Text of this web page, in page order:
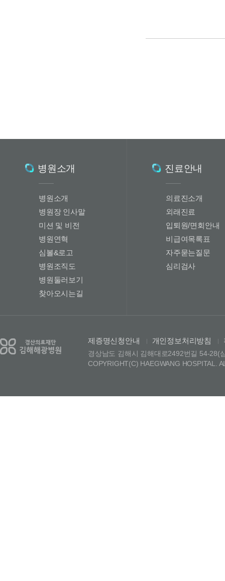
병원소개
병원소개
병원장 인사말
미션 및 비전
병원연혁
심볼&로고
병원조직도
병원둘러보기
찾아오시는길
진료안내
의료진소개
외래진료
입퇴원/면회안내
비급여목록표
자주묻는질문
심리검사
제증명신청안내 | 개인정보처리방침 |
경상남도 김해시 김해대로2492번길 54-28(
COPYRIGHT(C) HAEGWANG HOSPITAL.